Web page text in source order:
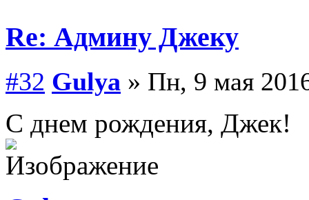
Re: Админу Джеку
#32 Gulya » Пн, 9 мая
С днем рождения, Джек!